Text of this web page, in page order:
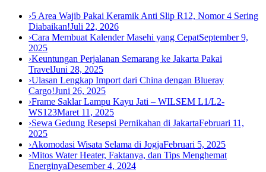
›5 Area Wajib Pakai Keramik Anti Slip R12, Nomor 4 Sering
Diabaikan!Juli 22, 2026
›Cara Membuat Kalender Masehi yang CepatSeptember 9,
2025
›Keuntungan Perjalanan Semarang ke Jakarta Pakai
TravelJuni 28, 2025
›Ulasan Lengkap Import dari China dengan Blueray
Cargo!Juni 26, 2025
›Frame Saklar Lampu Kayu Jati – WILSEM L1/L2-
WS123Maret 11, 2025
›Sewa Gedung Resepsi Pernikahan di JakartaFebruari 11,
2025
›Akomodasi Wisata Selama di JogjaFebruari 5, 2025
›Mitos Water Heater, Faktanya, dan Tips Menghemat
EnerginyaDesember 4, 2024